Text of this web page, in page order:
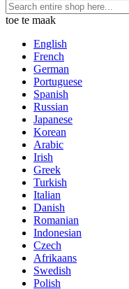
toe te maak
English
French
German
Portuguese
Spanish
Russian
Japanese
Korean
Arabic
Irish
Greek
Turkish
Italian
Danish
Romanian
Indonesian
Czech
Afrikaans
Swedish
Polish